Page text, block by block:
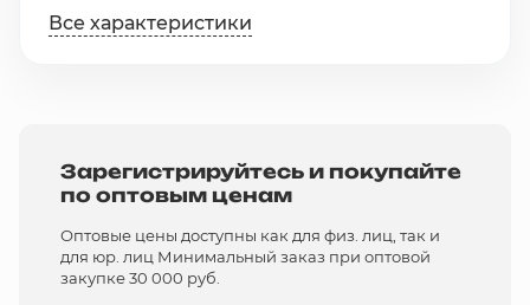
Все характеристики
Зарегистрируйтесь и покупайте
по оптовым ценам
Оптовые цены доступны как для физ. лиц, так и
для юр. лиц Минимальный заказ при оптовой
закупке 30 000 руб.